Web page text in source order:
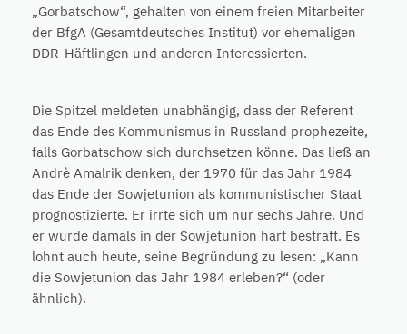
„Gorbatschow“, gehalten von einem freien Mitarbeiter
der BfgA (Gesamtdeutsches Institut) vor ehemaligen
DDR-Häftlingen und anderen Interessierten.
Die Spitzel meldeten unabhängig, dass der Referent
das Ende des Kommunismus in Russland prophezeite,
falls Gorbatschow sich durchsetzen könne. Das ließ an
Andrè Amalrik denken, der 1970 für das Jahr 1984
das Ende der Sowjetunion als kommunistischer Staat
prognostizierte. Er irrte sich um nur sechs Jahre. Und
er wurde damals in der Sowjetunion hart bestraft. Es
lohnt auch heute, seine Begründung zu lesen: „Kann
die Sowjetunion das Jahr 1984 erleben?“ (oder
ähnlich).